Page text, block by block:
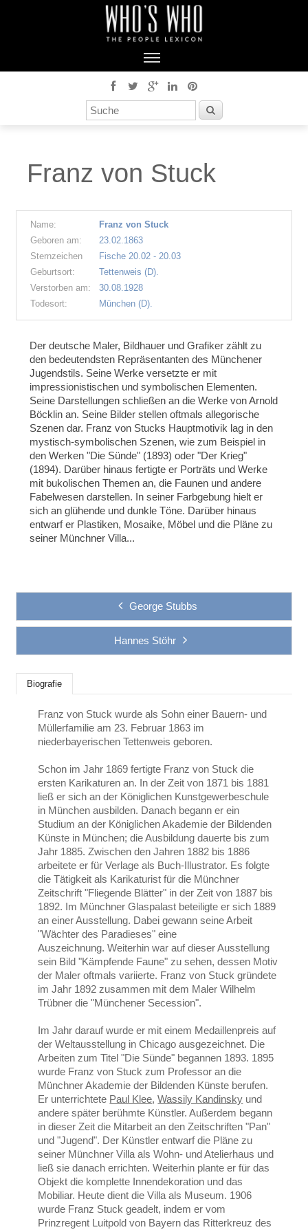
Franz von Stuck
Name:
Franz von Stuck
Geboren am:
23.02.1863
Sternzeichen
Fische 20.02 - 20.03
Geburtsort:
Tettenweis (D).
Verstorben am:
30.08.1928
Todesort:
München (D).
Der deutsche Maler, Bildhauer und Grafiker zählt zu
den bedeutendsten Repräsentanten des Münchener
Jugendstils. Seine Werke versetzte er mit
impressionistischen und symbolischen Elementen.
Seine Darstellungen schließen an die Werke von Arnold
Böcklin an. Seine Bilder stellen oftmals allegorische
Szenen dar. Franz von Stucks Hauptmotivik lag in den
mystisch-symbolischen Szenen, wie zum Beispiel in
den Werken "Die Sünde" (1893) oder "Der Krieg"
(1894). Darüber hinaus fertigte er Porträts und Werke
mit bukolischen Themen an, die Faunen und andere
Fabelwesen darstellen. In seiner Farbgebung hielt er
sich an glühende und dunkle Töne. Darüber hinaus
entwarf er Plastiken, Mosaike, Möbel und die Pläne zu
seiner Münchner Villa...
George Stubbs
Hannes Stöhr
Biografie
Franz von Stuck wurde als Sohn einer Bauern- und
Müllerfamilie am 23. Februar 1863 im
niederbayerischen Tettenweis geboren.
Schon im Jahr 1869 fertigte Franz von Stuck die
ersten Karikaturen an. In der Zeit von 1871 bis 1881
ließ er sich an der Königlichen Kunstgewerbeschule
in München ausbilden. Danach begann er ein
Studium an der Königlichen Akademie der Bildenden
Künste in München; die Ausbildung dauerte bis zum
Jahr 1885. Zwischen den Jahren 1882 bis 1886
arbeitete er für Verlage als Buch-Illustrator. Es folgte
die Tätigkeit als Karikaturist für die Münchner
Zeitschrift "Fliegende Blätter" in der Zeit von 1887 bis
1892. Im Münchner Glaspalast beteiligte er sich 1889
an einer Ausstellung. Dabei gewann seine Arbeit
"Wächter des Paradieses" eine
Auszeichnung. Weiterhin war auf dieser Ausstellung
sein Bild "Kämpfende Faune" zu sehen, dessen Motiv
der Maler oftmals variierte. Franz von Stuck gründete
im Jahr 1892 zusammen mit dem Maler Wilhelm
Trübner die "Münchener Secession".
Im Jahr darauf wurde er mit einem Medaillenpreis auf
der Weltausstellung in Chicago ausgezeichnet. Die
Arbeiten zum Titel "Die Sünde" begannen 1893. 1895
wurde Franz von Stuck zum Professor an die
Münchner Akademie der Bildenden Künste berufen.
Er unterrichtete Paul Klee,Wassily Kandinsky und
andere später berühmte Künstler. Außerdem begann
in dieser Zeit die Mitarbeit an den Zeitschriften "Pan"
und "Jugend". Der Künstler entwarf die Pläne zu
seiner Münchner Villa als Wohn- und Atelierhaus und
ließ sie danach errichten. Weiterhin plante er für das
Objekt die komplette Innendekoration und das
Mobiliar. Heute dient die Villa als Museum. 1906
wurde Franz Stuck geadelt, indem er vom
Prinzregent Luitpold von Bayern das Ritterkreuz des